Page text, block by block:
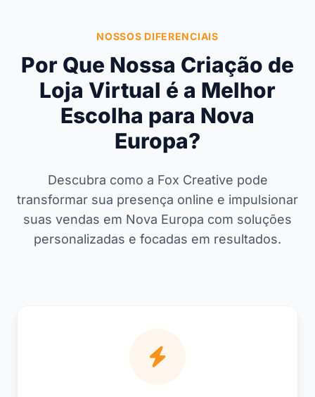
NOSSOS DIFERENCIAIS
Por Que Nossa Criação de
Loja Virtual é a Melhor
Escolha para Nova
Europa?
Descubra como a Fox Creative pode
transformar sua presença online e impulsionar
suas vendas em Nova Europa com soluções
personalizadas e focadas em resultados.